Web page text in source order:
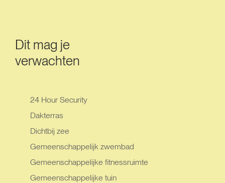
Dit mag je
verwachten
24 Hour Security
Dakterras
Dichtbij zee
Gemeenschappelijk zwembad
Gemeenschappelijke fitnessruimte
Gemeenschappelijke tuin